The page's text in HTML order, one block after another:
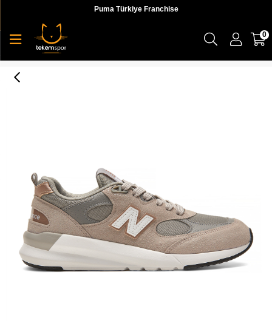
Puma Türkiye Franchise
0